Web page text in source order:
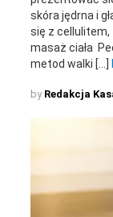
skóra jędrna i
się z cellulitem,
masaż ciała
metod walki […]
by Redakcja